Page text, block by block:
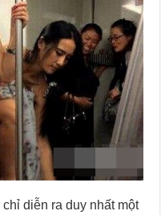
diễn ra duy nhất một